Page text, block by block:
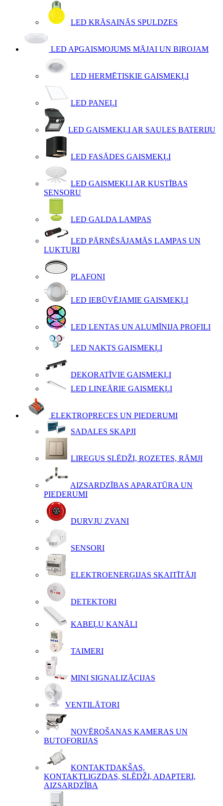
LED KRĀSAINĀS SPULDZES
LED APGAISMOJUMS MĀJAI UN BIROJAM
LED HERMĒTISKIE GAISMEKĻI
LED PANEĻI
LED GAISMEKĻI AR SAULES BATERIJU
LED FASĀDES GAISMEKĻI
LED GAISMEKĻI AR KUSTĪBAS
SENSORU
LED GALDA LAMPAS
LED PĀRNĒSĀJAMĀS LAMPAS UN
LUKTURI
PLAFONI
LED IEBŪVĒJAMIE GAISMEKĻI
LED LENTAS UN ALUMĪNIJA PROFILI
LED NAKTS GAISMEKĻI
DEKORATĪVIE GAISMEKĻI
LED LINEĀRIE GAISMEKĻI
ELEKTROPRECES UN PIEDERUMI
SADALES SKAPJI
LIREGUS SLĒDŽI, ROZETES, RĀMJI
AIZSARDZĪBAS APARATŪRA UN
PIEDERUMI
DURVJU ZVANI
SENSORI
ELEKTROENERĢIJAS SKAITĪTĀJI
DETEKTORI
KABEĻU KANĀLI
TAIMERI
MINI SIGNALIZĀCIJAS
VENTILĀTORI
NOVĒROŠANAS KAMERAS UN
BUTOFORIJAS
KONTAKTDAKŠAS,
KONTAKTLIGZDAS, SLĒDŽI, ADAPTERI,
AIZSARDZĪBA